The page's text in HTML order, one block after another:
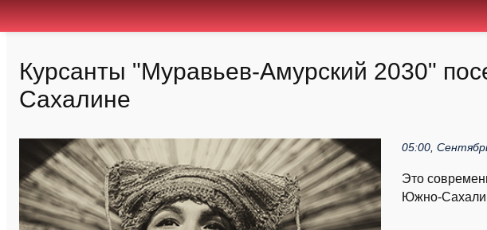
Курсанты "Муравьев-Амурский 2030"
Сахалине
05:00,
Это
Южно-